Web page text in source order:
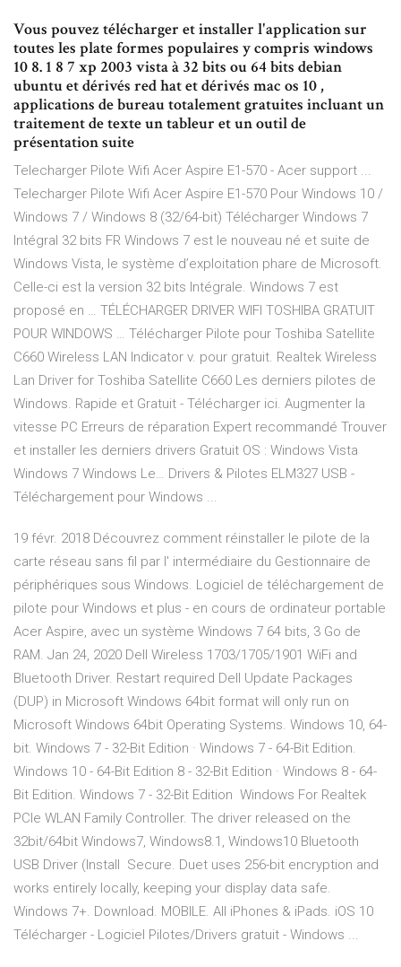
Vous pouvez télécharger et installer l'application sur
toutes les plate formes populaires y compris windows
10 8. 1 8 7 xp 2003 vista à 32 bits ou 64 bits debian
ubuntu et dérivés red hat et dérivés mac os 10 ,
applications de bureau totalement gratuites incluant un
traitement de texte un tableur et un outil de
présentation suite
Telecharger Pilote Wifi Acer Aspire E1-570 - Acer support ...
Telecharger Pilote Wifi Acer Aspire E1-570 Pour Windows 10 /
Windows 7 / Windows 8 (32/64-bit) Télécharger Windows 7
Intégral 32 bits FR Windows 7 est le nouveau né et suite de
Windows Vista, le système d’exploitation phare de Microsoft.
Celle-ci est la version 32 bits Intégrale. Windows 7 est
proposé en … TÉLÉCHARGER DRIVER WIFI TOSHIBA GRATUIT
POUR WINDOWS … Télécharger Pilote pour Toshiba Satellite
C660 Wireless LAN Indicator v. pour gratuit. Realtek Wireless
Lan Driver for Toshiba Satellite C660 Les derniers pilotes de
Windows. Rapide et Gratuit - Télécharger ici. Augmenter la
vitesse PC Erreurs de réparation Expert recommandé Trouver
et installer les derniers drivers Gratuit OS : Windows Vista
Windows 7 Windows Le… Drivers & Pilotes ELM327 USB -
Téléchargement pour Windows ...
19 févr. 2018 Découvrez comment réinstaller le pilote de la
carte réseau sans fil par l' intermédiaire du Gestionnaire de
périphériques sous Windows. Logiciel de téléchargement de
pilote pour Windows et plus - en cours de ordinateur portable
Acer Aspire, avec un système Windows 7 64 bits, 3 Go de
RAM. Jan 24, 2020 Dell Wireless 1703/1705/1901 WiFi and
Bluetooth Driver. Restart required Dell Update Packages
(DUP) in Microsoft Windows 64bit format will only run on
Microsoft Windows 64bit Operating Systems. Windows 10, 64-
bit. Windows 7 - 32-Bit Edition · Windows 7 - 64-Bit Edition.
Windows 10 - 64-Bit Edition 8 - 32-Bit Edition · Windows 8 - 64-
Bit Edition. Windows 7 - 32-Bit Edition Windows For Realtek
PCIe WLAN Family Controller. The driver released on the
32bit/64bit Windows7, Windows8.1, Windows10 Bluetooth
USB Driver (Install Secure. Duet uses 256-bit encryption and
works entirely locally, keeping your display data safe.
Windows 7+. Download. MOBILE. All iPhones & iPads. iOS 10
Télécharger - Logiciel Pilotes/Drivers gratuit - Windows ...